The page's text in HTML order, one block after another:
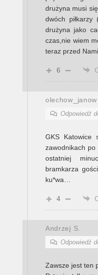
drużyna musi
dwóch
drużyna jako
czas,nie wiem
teraz przed
6
olechow_janow
Odpowiedź
GKS Katowice
zawodnikach po
ostatniej
bramkarza
ku*wa…
4
Andrzej S.
Odpowiedź
Zawsze jest ten